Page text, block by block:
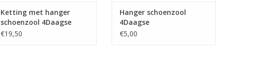
Ketting met hanger
schoenzool 4Daagse
€19,50
Hanger schoenzool
4Daagse
€5,00